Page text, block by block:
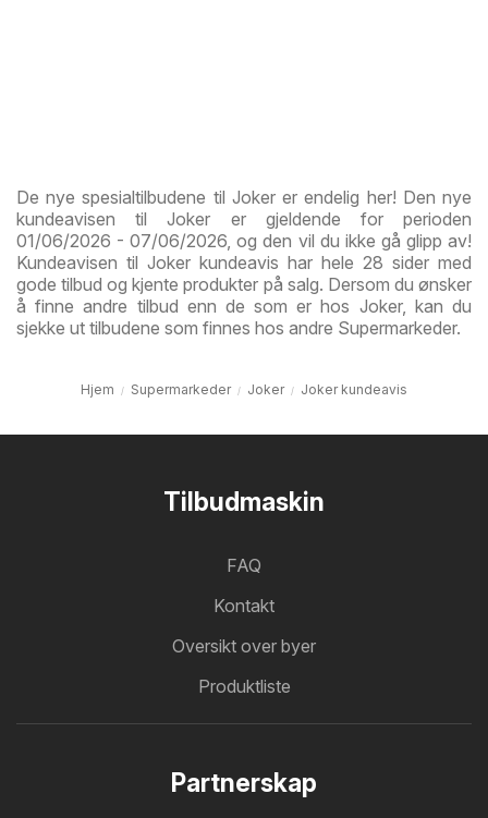
De nye spesialtilbudene til Joker er endelig her! Den nye
kundeavisen til Joker er gjeldende for perioden
01/06/2026 - 07/06/2026, og den vil du ikke gå glipp av!
Kundeavisen til Joker kundeavis har hele 28 sider med
gode tilbud og kjente produkter på salg. Dersom du ønsker
å finne andre tilbud enn de som er hos Joker, kan du
sjekke ut tilbudene som finnes hos andre Supermarkeder.
Hjem Supermarkeder Joker Joker kundeavis
Tilbudmaskin
FAQ
Kontakt
Oversikt over byer
Produktliste
Partnerskap